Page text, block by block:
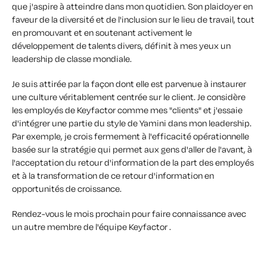
que j'aspire à atteindre dans mon quotidien. Son plaidoyer en
faveur de la diversité et de l'inclusion sur le lieu de travail, tout
en promouvant et en soutenant activement le
développement de talents divers, définit à mes yeux un
leadership de classe mondiale.
Je suis attirée par la façon dont elle est parvenue à instaurer
une culture véritablement centrée sur le client. Je considère
les employés de Keyfactor comme mes "clients" et j'essaie
d'intégrer une partie du style de Yamini dans mon leadership.
Par exemple, je crois fermement à l'efficacité opérationnelle
basée sur la stratégie qui permet aux gens d'aller de l'avant, à
l'acceptation du retour d'information de la part des employés
et à la transformation de ce retour d'information en
opportunités de croissance.
Rendez-vous le mois prochain pour faire connaissance avec
un autre membre de l'équipe Keyfactor .